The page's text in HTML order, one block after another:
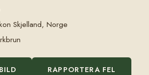
Skjelland, Norge
RAPPORTERA FEL